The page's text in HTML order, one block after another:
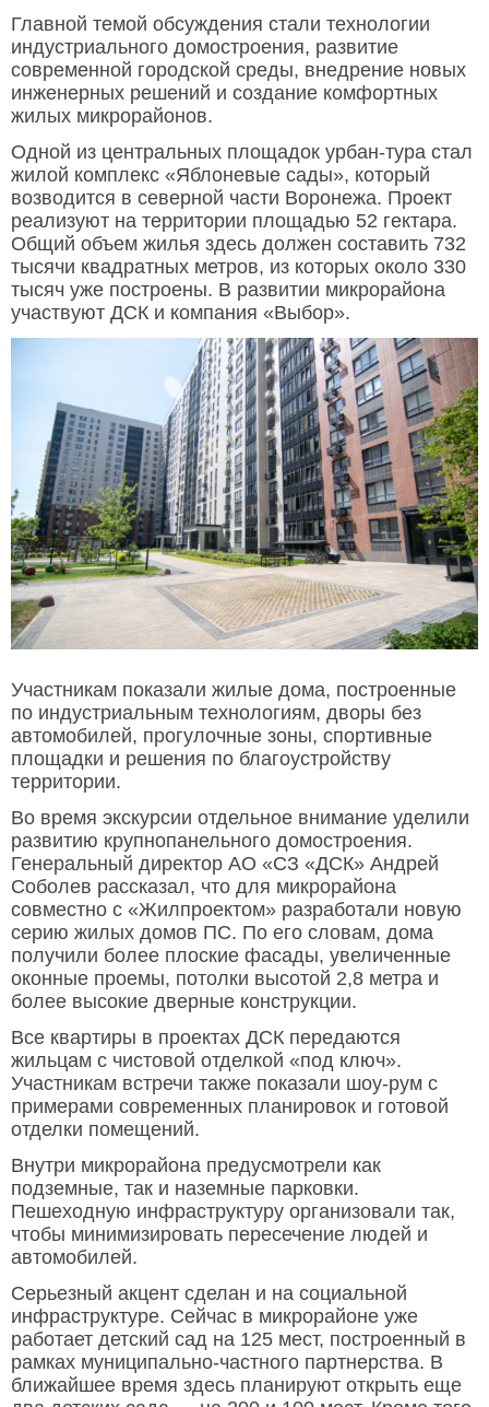
Главной темой обсуждения стали технологии
индустриального домостроения, развитие
современной городской среды, внедрение новых
инженерных решений и создание комфортных
жилых микрорайонов.
Одной из центральных площадок урбан-тура стал
жилой комплекс «Яблоневые сады», который
возводится в северной части Воронежа. Проект
реализуют на территории площадью 52 гектара.
Общий объем жилья здесь должен составить 732
тысячи квадратных метров, из которых около 330
тысяч уже построены. В развитии микрорайона
участвуют ДСК и компания «Выбор».
Участникам показали жилые дома, построенные
по индустриальным технологиям, дворы без
автомобилей, прогулочные зоны, спортивные
площадки и решения по благоустройству
территории.
Во время экскурсии отдельное внимание уделили
развитию крупнопанельного домостроения.
Генеральный директор АО «СЗ «ДСК» Андрей
Соболев рассказал, что для микрорайона
совместно с «Жилпроектом» разработали новую
серию жилых домов ПС. По его словам, дома
получили более плоские фасады, увеличенные
оконные проемы, потолки высотой 2,8 метра и
более высокие дверные конструкции.
Все квартиры в проектах ДСК передаются
жильцам с чистовой отделкой «под ключ».
Участникам встречи также показали шоу-рум с
примерами современных планировок и готовой
отделки помещений.
Внутри микрорайона предусмотрели как
подземные, так и наземные парковки.
Пешеходную инфраструктуру организовали так,
чтобы минимизировать пересечение людей и
автомобилей.
Серьезный акцент сделан и на социальной
инфраструктуре. Сейчас в микрорайоне уже
работает детский сад на 125 мест, построенный в
рамках муниципально-частного партнерства. В
ближайшее время здесь планируют открыть еще